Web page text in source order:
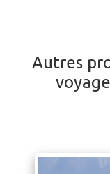
Autres